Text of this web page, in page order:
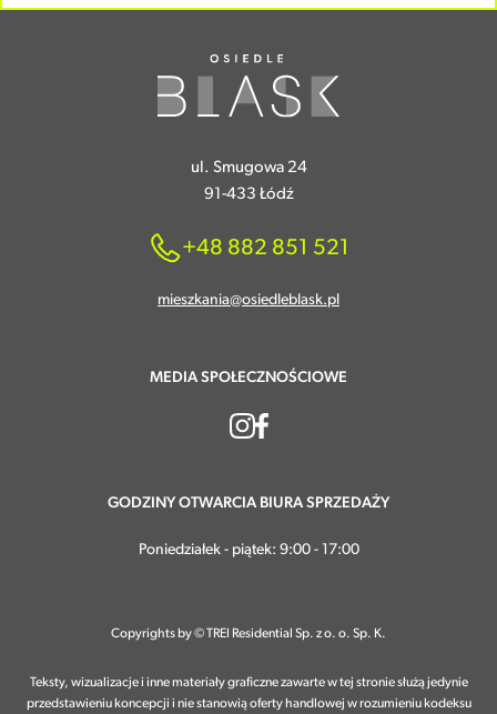
ul. Smugowa 24
91-433 Łódź
+48 882 851 521
mieszkania@osiedleblask.pl
GODZINY OTWARCIA BIURA SPRZEDAŻY
Poniedziałek - piątek: 9:00 - 17:00
MEDIA SPOŁECZNOŚCIOWE
Copyrights by © TREI Residential Sp. z o. o. Sp. K.
Teksty, wizualizacje i inne materiały graficzne zawarte w tej stronie służą jedynie
przedstawieniu koncepcji i nie stanowią oferty handlowej w rozumieniu kodeksu